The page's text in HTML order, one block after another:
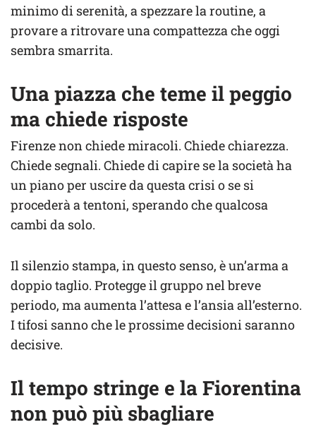
minimo di serenità, a spezzare la routine, a
provare a ritrovare una compattezza che oggi
sembra smarrita.
Una piazza che teme il peggio
ma chiede risposte
Firenze non chiede miracoli. Chiede chiarezza.
Chiede segnali. Chiede di capire se la società ha
un piano per uscire da questa crisi o se si
procederà a tentoni, sperando che qualcosa
cambi da solo.
Il silenzio stampa, in questo senso, è un’arma a
doppio taglio. Protegge il gruppo nel breve
periodo, ma aumenta l’attesa e l’ansia all’esterno.
I tifosi sanno che le prossime decisioni saranno
decisive.
Il tempo stringe e la Fiorentina
non può più sbagliare